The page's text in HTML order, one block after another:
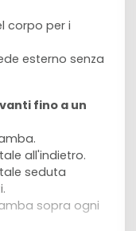
corpo per i
esterno senza
fino a un
all'indietro.
seduta
sopra ogni